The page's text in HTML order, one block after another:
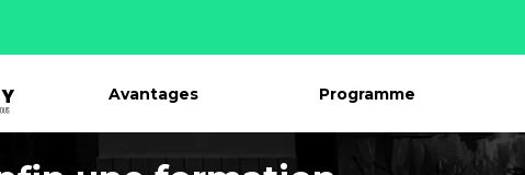
Avantages Programme